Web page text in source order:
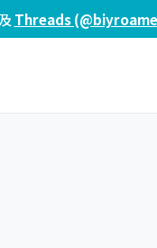
及 Threads